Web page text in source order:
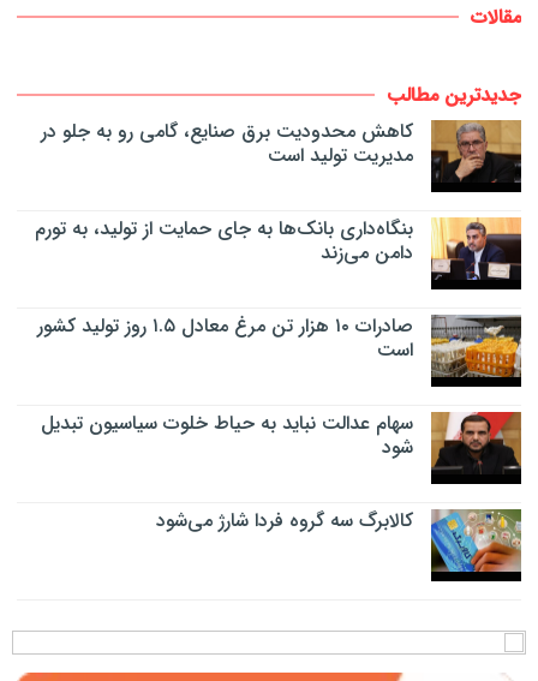
مقالات
جدیدترین مطالب
کاهش محدودیت برق صنایع، گامی رو به جلو در
مدیریت تولید است
بنگاه‌داری بانک‌ها به جای حمایت از تولید، به تورم
دامن می‌زند
صادرات ۱۰ هزار تن مرغ معادل ۱.۵ روز تولید کشور
است
سهام عدالت نباید به حیاط خلوت سیاسیون تبدیل
شود
کالابرگ سه گروه فردا شارژ می‌شود